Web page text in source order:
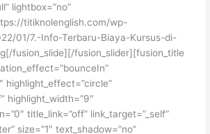
lightbox=”no”
titiknolenglish.com/wp-
01/7.-Info-Terbaru-Biaya-Kursus-di-
fusion_slide][/fusion_slider][fusion_title
highlight_effect=”circle”
highlight_width=”9″
title_link=”off” link_target=”_self”
size=”1″ text_shadow=”no”